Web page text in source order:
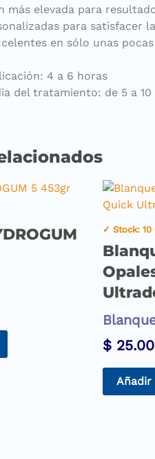
más elevada para
para satisfacer
en sólo unas
4 a 6 horas
del tratamiento: de 5 a 10
✓ Stock:
$